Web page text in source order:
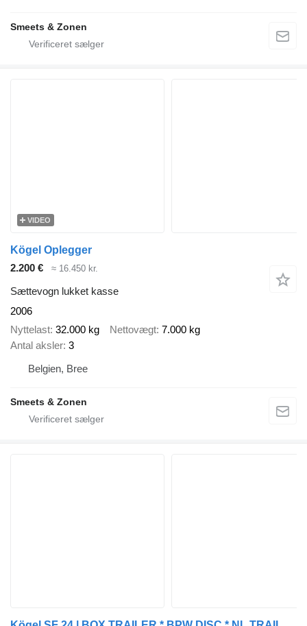
Smeets & Zonen
VIDEO
Kögel Oplegger
2.200 €
≈ 16.450 kr.
Sættevogn lukket kasse
2006
Nyttelast 32.000 kg Nettovægt 7.000 kg
Antal aksler 3
Belgien, Bree
Smeets & Zonen